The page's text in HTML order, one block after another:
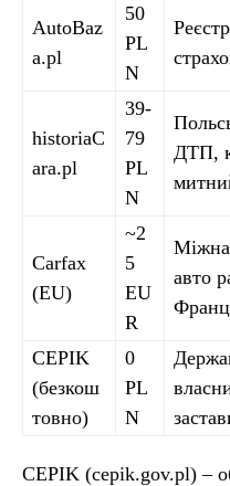
AutoBaz
a.pl
50
PL
N
historiaC
ara.pl
39-
79
PL
N
ДТП,
Carfax
(EU)
~2
5
EU
R
авто
CEPIK
(безкош
товно)
0
PL
N
CEPIK (cepik.gov.pl) –